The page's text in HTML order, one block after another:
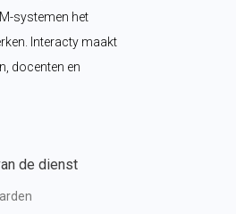
systemen het
Interacty maakt
docenten en
de dienst